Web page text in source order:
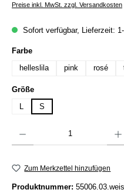
Preise inkl. MwSt. zzgl. Versandkosten
Sofort verfügbar, Lieferzeit:
Farbeauswählen
helleslila
pink rosé
Größeauswählen
L
S
Zum Merkzettel hinzufügen
Produktnummer: